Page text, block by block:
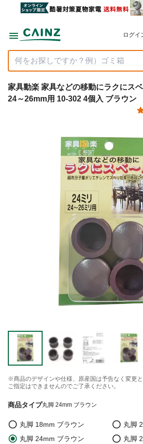
ログイ
家具動楽 家具などの移動にラクにス
24～26mm用 10-302 4個入 ブラウン
※商品のデザインや仕様、原産国は予告なく変更と
ご指定はできませんのでご了承ください。
商品タイプ丸脚 24mm ブラウン
丸脚 18mm ブラウン
丸脚
丸脚 24mm ブラウン
丸脚